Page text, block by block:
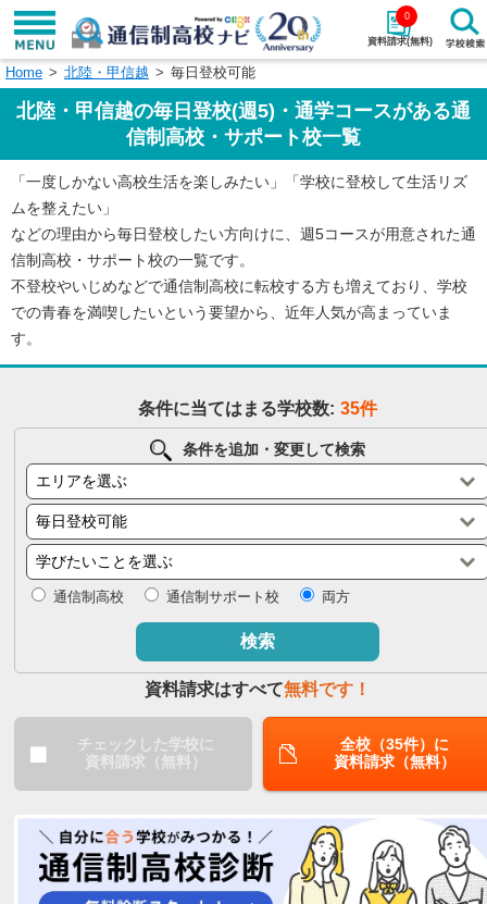
資料請求(無料)
0
学校名で探す
エリアから探す 特徴から探す
エリアを選択して探す
関東 北海道・東北
東海
九州・沖縄
Home 北陸・甲信越 毎日登校可能
北陸・甲信越の毎日登校(週5)・通学コースがある通
信制高校・サポート校一覧
「一度しかない高校生活を楽しみたい」「学校に登校して生活リズ
ムを整えたい」
などの理由から毎日登校したい方向けに、週5コースが用意された通
信制高校・サポート校の一覧です。
不登校やいじめなどで通信制高校に転校する方も増えており、学校
での青春を満喫したいという要望から、近年人気が高まっていま
す。
条件に当てはまる学校数: 35件
条件を追加・変更して検索
通信制高校 通信制サポート校 両方
検索
資料請求はすべて無料です！
チェックした学校に
資料請求（無料）
全校（35件）に
資料請求（無料）